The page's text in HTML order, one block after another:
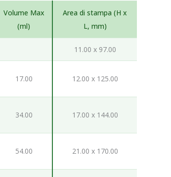
Volume Max
(ml)
Area di stampa (H x
L, mm)
11.00 x 97.00
17.00 12.00 x 125.00
34.00 17.00 x 144.00
54.00 21.00 x 170.00